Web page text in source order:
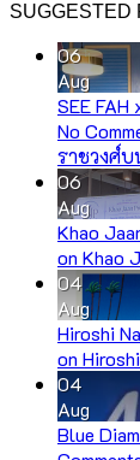
SUGGESTED
06
Aug
SEE
No
ราชวงศ์บ
06
Aug
Khao
on Khao
04
Aug
Hiroshi
on
04
Aug
Blue